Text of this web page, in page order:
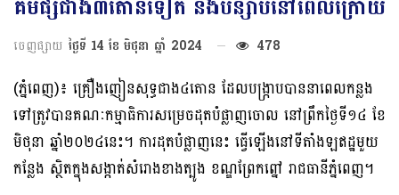
ចេញផ្សាយ ថ្ងៃទី 14 ខែ មិថុនា ឆ្នាំ 2024 478
(ភ្នំពេញ)៖ គ្រឿងញៀនសុទ្ធជាង៤តោន ដែលបង្ក្រាបបាននាពេលកន្លង
ទៅត្រូវបានគណៈកម្មាធិការសម្រេចដុតបំផ្លាញចោល នៅព្រឹកថ្ងៃទី១៤ ខែ
មិថុនា ឆ្នាំ២០២៤នេះ។ ការដុតបំផ្លាញនេះ ធ្វើឡើងនៅទីតាំងឡឥដ្ឋមួយ
កន្លែង ស្ថិតក្នុងសង្កាត់សំរោងខាងត្បូង ខណ្ឌព្រែកព្នៅ រាជធានីភ្នំពេញ។